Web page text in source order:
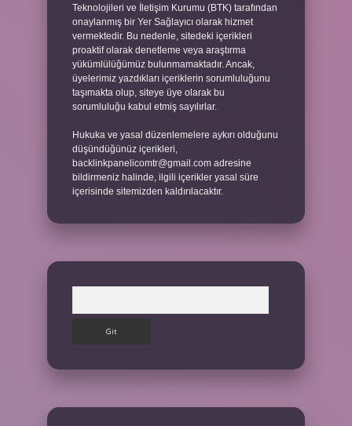
Teknolojileri ve İletişim Kurumu (BTK) tarafından
onaylanmış bir Yer Sağlayıcı olarak hizmet
vermektedir. Bu nedenle, sitedeki içerikleri
proaktif olarak denetleme veya araştırma
yükümlülüğümüz bulunmamaktadır. Ancak,
üyelerimiz yazdıkları içeriklerin sorumluluğunu
taşımakta olup, siteye üye olarak bu
sorumluluğu kabul etmiş sayılırlar.
Hukuka ve yasal düzenlemelere aykırı olduğunu
düşündüğünüz içerikleri,
backlinkpanelicomtr@gmail.com adresine
bildirmeniz halinde, ilgili içerikler yasal süre
içerisinde sitemizden kaldırılacaktır.